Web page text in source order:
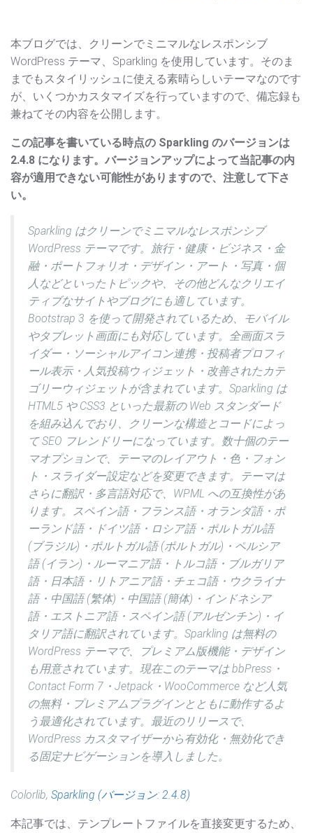
本ブログでは、クリーンでミニマルなレスポンシブ
WordPress テーマ、Sparkling を使用しています。そのま
までもスタイリッシュに使える素晴らしいテーマなのです
が、いくつかカスタマイズを行っていますので、備忘録も
兼ねてその内容を公開します。
この記事を書いている時点の Sparkling のバージョンは
2.4.8 になります。バージョンアップによって当記事の内
容が適用できない可能性がありますので、注意して下さ
い。
Sparkling はクリーンでミニマルなレスポンシブ
WordPress テーマです。旅行・健康・ビジネス・金
融・ポートフォリオ・デザイン・アート・写真・個
人などといったトピックや、その他どんなクリエイ
ティブなサイトやブログにも適しています。
Bootstrap 3 を使って開発されているため、モバイル
やタブレット画面にも対応しています。全画面スラ
イダー・ソーシャルアイコン連携・投稿者プロフィ
ール表示・人気投稿ウィジェット・改善されたカテ
ゴリーウィジェットが含まれています。Sparkling は
HTML5 や CSS3 といった最新の Web スタンダード
を組み込んでおり、クリーンな構造とコードによっ
て SEO フレンドリーになっています。数十個のテー
マオプションで、テーマのレイアウト・色・フォン
ト・スライダー設定などを変更できます。テーマは
さらに翻訳・多言語対応で、WPML への互換性があ
ります。スペイン語・フランス語・オランダ語・ポ
ーランド語・ドイツ語・ロシア語・ポルトガル語
(ブラジル)・ポルトガル語 (ポルトガル)・ペルシア
語 (イラン)・ルーマニア語・トルコ語・ブルガリア
語・日本語・リトアニア語・チェコ語・ウクライナ
語・中国語 (繁体)・中国語 (簡体)・インドネシア
語・エストニア語・スペイン語 (アルゼンチン)・イ
タリア語に翻訳されています。Sparkling は無料の
WordPress テーマで、プレミアム版機能・デザイン
も用意されています。現在このテーマは bbPress・
Contact Form 7・Jetpack・WooCommerce など人気
の無料・プレミアムプラグインとともに動作するよ
う最適化されています。最近のリリースで、
WordPress カスタマイザーから有効化・無効化でき
る固定ナビゲーションを導入しました。
Colorlib, Sparkling (バージョン: 2.4.8)
本記事では、テンプレートファイルを直接変更するため、